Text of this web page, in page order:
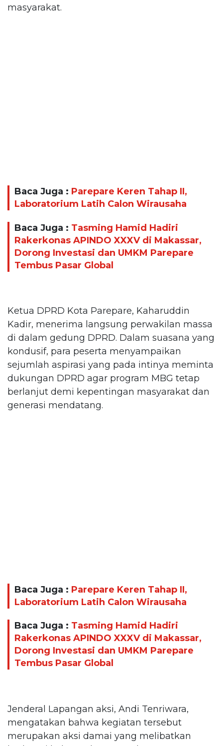
masyarakat.
Baca Juga : Parepare Keren Tahap II,
Laboratorium Latih Calon Wirausaha
Baca Juga : Tasming Hamid Hadiri
Rakerkonas APINDO XXXV di Makassar,
Dorong Investasi dan UMKM Parepare
Tembus Pasar Global
Ketua DPRD Kota Parepare, Kaharuddin
Kadir, menerima langsung perwakilan massa
di dalam gedung DPRD. Dalam suasana yang
kondusif, para peserta menyampaikan
sejumlah aspirasi yang pada intinya meminta
dukungan DPRD agar program MBG tetap
berlanjut demi kepentingan masyarakat dan
generasi mendatang.
Baca Juga : Parepare Keren Tahap II,
Laboratorium Latih Calon Wirausaha
Baca Juga : Tasming Hamid Hadiri
Rakerkonas APINDO XXXV di Makassar,
Dorong Investasi dan UMKM Parepare
Tembus Pasar Global
Jenderal Lapangan aksi, Andi Tenriwara,
mengatakan bahwa kegiatan tersebut
merupakan aksi damai yang melibatkan